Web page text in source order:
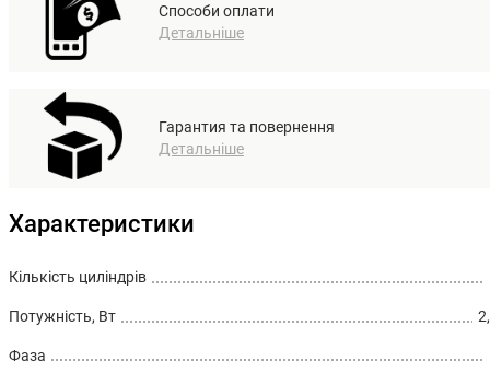
Способи оплати
Детальніше
Гарантия та повернення
Детальніше
Характеристики
Кількість циліндрів
Потужність, Вт
Фаза